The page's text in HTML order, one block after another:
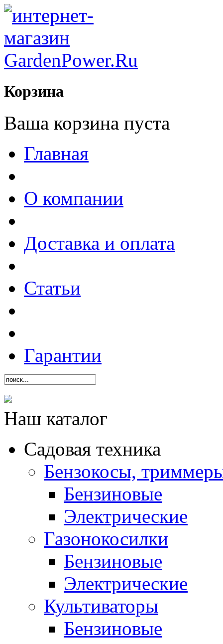
Корзина
Ваша корзина пуста
Главная
О компании
Доставка и оплата
Статьи
Гарантии
Наш каталог
Садовая техника
Бензокосы,
Бензиновые
Электрические
Газонокосилки
Бензиновые
Электрические
Культиваторы
Бензиновые